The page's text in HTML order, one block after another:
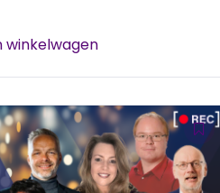
winkelwagen